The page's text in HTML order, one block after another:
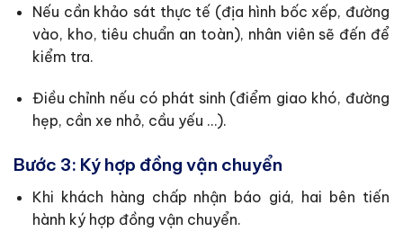
Nếu cần khảo sát thực tế (địa hình bốc xếp, đường
vào, kho, tiêu chuẩn an toàn), nhân viên sẽ đến để
kiểm tra.
Điều chỉnh nếu có phát sinh (điểm giao khó, đường
hẹp, cần xe nhỏ, cầu yếu …).
Bước 3: Ký hợp đồng vận chuyển
Khi khách hàng chấp nhận báo giá, hai bên tiến
hành ký hợp đồng vận chuyển.